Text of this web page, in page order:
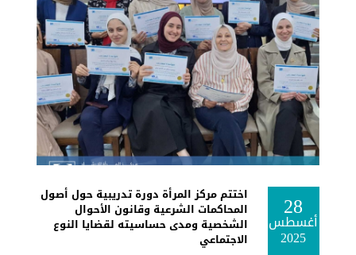
28
أغسطس
2025
اختتم مركز المرأة دورة تدريبية حول أصول
المحاكمات الشرعية وقانون الأحوال
الشخصية ومدى حساسيته لقضايا النوع
الاجتماعي